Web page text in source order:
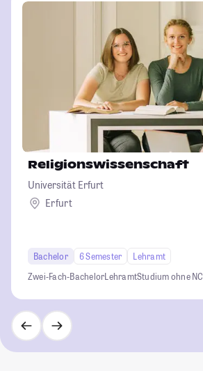
Religionswissenschaft
Universität Erfurt
Erfurt
Bachelor 6 Semester
Lehramt
Zwei-Fach-BachelorLehramtStudium ohne NC